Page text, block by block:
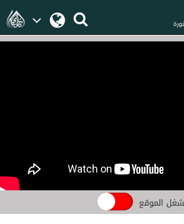
الموقع